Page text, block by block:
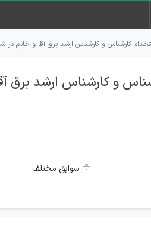
کارشناس و کارشناس ارشد برق آقا و خانم
و کارشناس ارشد برق
سوابق مختلف